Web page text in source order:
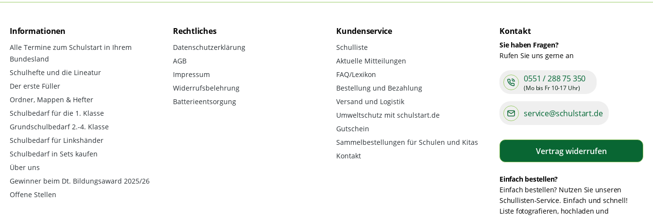
Informationen
Alle Termine zum Schulstart in Ihrem
Bundesland
Schulhefte und die Lineatur
Der erste Füller
Ordner, Mappen & Hefter
Schulbedarf für die 1. Klasse
Grundschulbedarf 2.-4. Klasse
Schulbedarf für Linkshänder
Schulbedarf in Sets kaufen
Über uns
Gewinner beim Dt. Bildungsaward 2025/26
Offene Stellen
Rechtliches
Datenschutzerklärung
AGB
Impressum
Widerrufsbelehrung
Batterieentsorgung
Kundenservice
Schulliste
Aktuelle Mitteilungen
FAQ/Lexikon
Bestellung und Bezahlung
Versand und Logistik
Umweltschutz mit schulstart.de
Gutschein
Sammelbestellungen für Schulen und Kitas
Kontakt
Kontakt
Sie haben Fragen?
Rufen Sie uns gerne an
0551 / 288 75 350
(Mo bis Fr 10-17 Uhr)
service@schulstart.de
Vertrag widerrufen
Einfach bestellen?
Einfach bestellen? Nutzen Sie unseren
Schullisten-Service. Einfach und schnell!
Liste fotografieren, hochladen und